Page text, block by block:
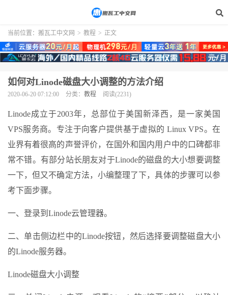
当前位置： 搬瓦工中文网 > 教程 > 正文
如何对Linode磁盘大小调整的方法介绍
2020-06-20 07:12:00 分类： 教程 阅读(2231)
Linode成立于2003年，总部位于美国新泽西，是一家美国
VPS服务商。专注于向客户提供基于虚拟的 Linux VPS。在
业界有着很高的声誉评价，在国外和国内用户中的口碑都非
常不错。有部分站长朋友对于Linode的磁盘的大小想要调整
一下，但又不确定方法，小编整理了下，具体的步骤可以参
考下面步骤。
一、登录到Linode云管理器。
二、单击侧边栏中的Linode按钮，然后选择要调整磁盘大小
的Linode服务器。
Linode磁盘大小调整